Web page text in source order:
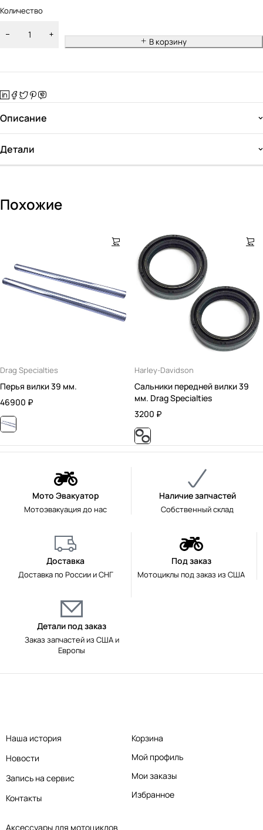
Количество
В корзину
Описание
Детали
Похожие
Drag Specialties
Перья вилки 39 мм.
46900 ₽
Harley-Davidson
Сальники передней вилки 39
мм. Drag Specialties
3200 ₽
Мото Эвакуатор
Мотоэвакуация до нас
Наличие запчастей
Собственный склад
Доставка
Доставка по России и СНГ
Под заказ
Мотоциклы под заказ из США
Детали под заказ
Заказ запчастей из США и
Европы
Аксессуары для мотоциклов
Наша история
Новости
Запись на сервис
Контакты
Корзина
Мой профиль
Мои заказы
Избранное